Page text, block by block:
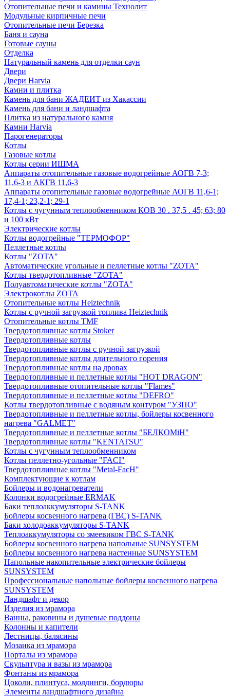
Отопительные печи и камины Технолит
Модульные кирпичные печи
Отопительные печи Березка
Баня и сауна
Готовые сауны
Отделка
Натуральный камень для отделки саун
Двери
Двери Harvia
Камни и плитка
Камень для бани ЖАДЕИТ из Хакассии
Камень для бани и ландшафта
Плитка из натурального камня
Камни Harvia
Парогенераторы
Котлы
Газовые котлы
Котлы серии ИШМА
Аппараты отопительные газовые водогрейные АОГВ 7-3;
11,6-3 и АКГВ 11,6-3
Аппараты отопительные газовые водогрейные АОГВ 11,6-1;
17,4-1; 23,2-1; 29-1
Котлы с чугунным теплообменником КОВ 30 . 37,5 . 45; 63; 80
и 100 кВт
Электрические котлы
Котлы водогрейные "ТЕРМОФОР"
Пеллетные котлы
Котлы "ZOTA"
Автоматические угольные и пеллетные котлы "ZOTA"
Котлы твердотопливные "ZOTA"
Полуавтоматические котлы "ZOTA"
Электрокотлы ZOTA
Отопительные котлы Heiztechnik
Котлы с ручной загрузкой топлива Heiztechnik
Отопительные котлы TMF
Твердотопливные котлы Stoker
Твердотопливные котлы
Твердотопливные котлы с ручной загрузкой
Твердотопливные котлы длительного горения
Твердотопливные котлы на дровах
Твердотопливные и пеллетные котлы "HOT DRAGON"
Твердотопливные отопительные котлы "Flames"
Твердотопливные и пеллетные котлы "DEFRO"
Котлы твердотопливные с водяным контуром "УЗПО"
Твердотопливные и пеллетные котлы, бойлеры косвенного
нагрева "GALMET"
Твердотопливные и пеллетные котлы "БЕЛКОМiН"
Твердотопливные котлы "KENTATSU"
Котлы с чугунным теплообменником
Котлы пеллетно-угольные "FACI"
Твердотопливные котлы "Metal-FacH"
Комплектующие к котлам
Бойлеры и водонагреватели
Колонки водогрейные ERMAK
Баки теплоаккумуляторы S-TANK
Бойлеры косвенного нагрева (ГВС) S-TANK
Баки холодоаккумуляторы S-TANK
Теплоаккумуляторы со змеевиком ГВС S-TANK
Бойлеры косвенного нагрева напольные SUNSYSTEM
Бойлеры косвенного нагрева настенные SUNSYSTEM
Напольные накопительные электрические бойлеры
SUNSYSTEM
Профессиональные напольные бойлеры косвенного нагрева
SUNSYSTEM
Ландшафт и декор
Изделия из мрамора
Ванны, раковины и душевые поддоны
Колонны и капители
Лестницы, балясины
Мозаика из мрамора
Порталы из мрамора
Скульптура и вазы из мрамора
Фонтаны из мрамора
Цоколи, плинтуса, молдинги, бордюры
Элементы ландшафтного дизайна